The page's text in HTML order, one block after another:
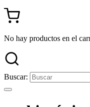
No hay productos en el
Buscar: